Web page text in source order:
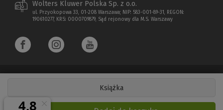
Książka
Wolters Kluwer Polska Sp. z o.o.
ul. Przyokopowa 33, 01-208 Warszawa; NIP: 583-001-89-31, REGON:
190610277, KRS: 0000709879, Sąd rejonowy dla M.S. Warszawy
Copyright 1997 - 2026 Wolters Kluwer Polska Sp. z o.o.